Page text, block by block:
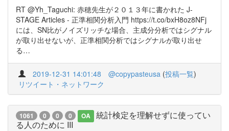
RT @Yh_Taguchi: 赤穂先生が２０１３年に書かれた J-
STAGE Articles - 正準相関分析入門 https://t.co/bxH8oz8NFj
には、SN比がノイズリッチな場合、主成分分析ではシグナル
が取り出せないが、正準相関分析ではシグナルが取り出せ
る…
2019-12-31 14:01:48 @copypasteusa (投稿一覧)
リツイート・ネットワーク
1061 0 0 0 OA
統計検定を理解せずに使ってい
る人のために III